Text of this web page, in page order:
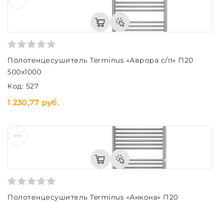
Полотенцесушитель Terminus «Аврора с/п» П20
500х1000
Код: 527
1 230,77 руб.
Полотенцесушитель Terminus «Анкона» П20